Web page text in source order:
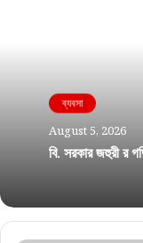
ব্যবসা
August 5, 2026